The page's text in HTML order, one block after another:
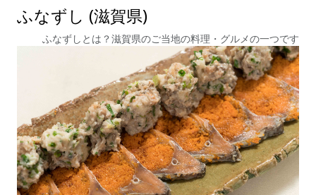
ふなずし (滋賀県)
ふなずしとは？滋賀県のご当地の料理・グルメの一つです